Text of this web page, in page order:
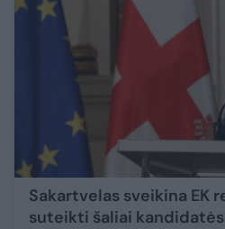
Sakartvelas sveikina EK
suteikti šaliai kandidatės